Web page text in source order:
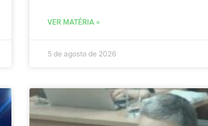
VER MATÉRIA »
5 de agosto de 2026